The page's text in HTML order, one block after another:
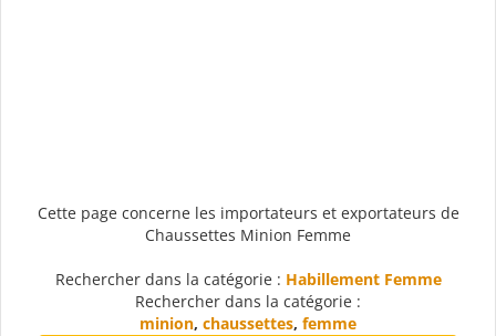
Cette page concerne les importateurs et exportateurs de
Chaussettes Minion Femme
Rechercher dans la catégorie : Habillement Femme
Rechercher dans la catégorie :
minion, chaussettes, femme